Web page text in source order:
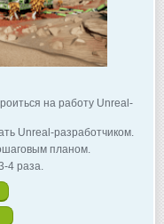
на работу Unreal-
Unreal-разработчиком.
планом.
4 раза.